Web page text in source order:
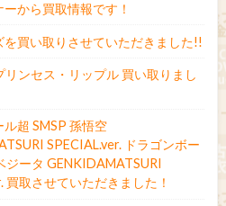
から買取情報です！
を買い取りさせていただきました!!
リンセス・リップル 買い取りまし
ル超 SMSP 孫悟空
SPECIAL.ver. ドラゴンボー
ジータ GENKIDAMATSURI
買取させていただきました！